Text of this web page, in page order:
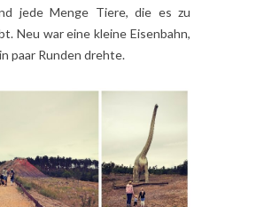
jede Menge Tiere, die es zu
Neu war eine kleine Eisenbahn,
paar Runden drehte.